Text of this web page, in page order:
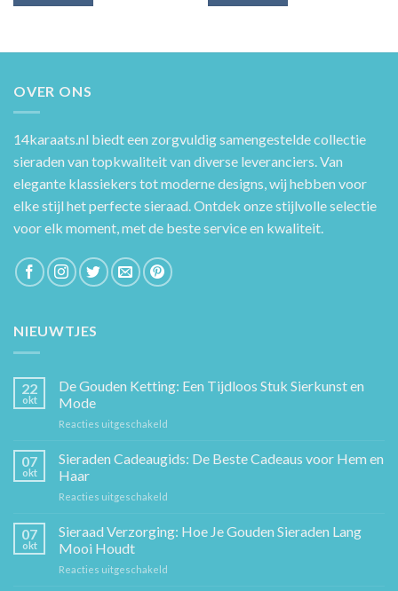
OVER ONS
14karaats.nl biedt een zorgvuldig samengestelde collectie
sieraden van topkwaliteit van diverse leveranciers. Van
elegante klassiekers tot moderne designs, wij hebben voor
elke stijl het perfecte sieraad. Ontdek onze stijlvolle selectie
voor elk moment, met de beste service en kwaliteit.
NIEUWTJES
22
okt
De Gouden Ketting: Een Tijdloos Stuk Sierkunst en
Mode
Reacties uitgeschakeld
Gouden
Ketting:
Sierkunst
en
07
okt
Sieraden Cadeaugids: De Beste Cadeaus voor Hem en
Haar
Reacties uitgeschakeld
Cadeaugids:
De
07
okt
Sieraad Verzorging: Hoe Je Gouden Sieraden Lang
Mooi Houdt
Reacties uitgeschakeld